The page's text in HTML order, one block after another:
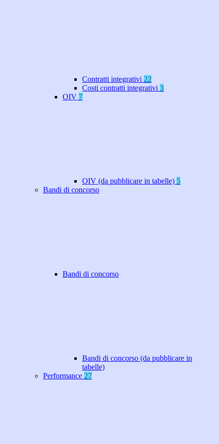
Contratti integrativi 22
Costi contratti integrativi 3
OIV 7
OIV (da pubblicare in tabelle) 5
Bandi di concorso
Bandi di concorso
Bandi di concorso (da pubblicare in
tabelle)
Performance 27